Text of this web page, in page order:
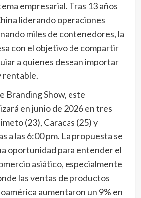
empresarial. Tras 13 años
liderando operaciones
miles de contenedores, la
con el objetivo de compartir
a quienes desean importar
rentable.
Branding Show, este
en junio de 2026 en tres
(23), Caracas (25) y
a las 6:00 pm. La propuesta se
oportunidad para entender el
asiático, especialmente
las ventas de productos
aumentaron un 9% en